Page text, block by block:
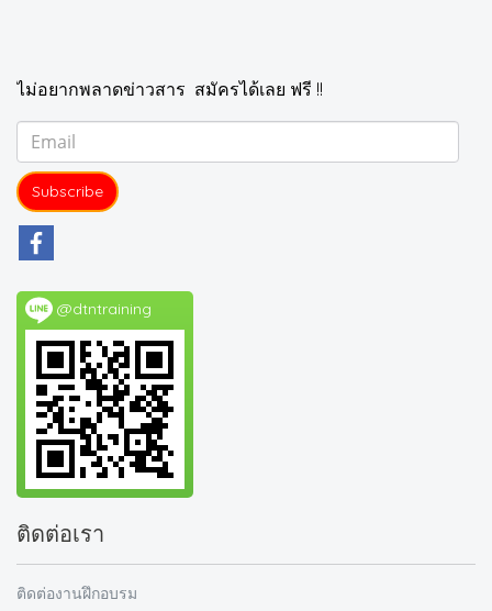
ไม่อยากพลาดข่าวสาร สมัครได้เลย ฟรี !!
Subscribe
@dtntraining
ติดต่อเรา
ติดต่องานฝึกอบรม